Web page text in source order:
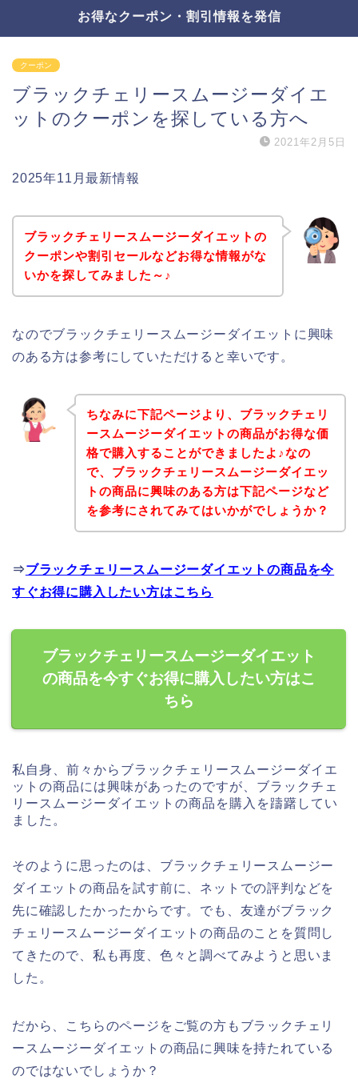
お得なクーポン・割引情報を発信
クーポン
ブラックチェリースムージーダイエ
ットのクーポンを探している方へ
2021年2月5日
2025年11月最新情報
ブラックチェリースムージーダイエットの
クーポンや割引セールなどお得な情報がな
いかを探してみました～♪
なのでブラックチェリースムージーダイエットに興味
のある方は参考にしていただけると幸いです。
ちなみに下記ページより、ブラックチェリ
ースムージーダイエットの商品がお得な価
格で購入することができましたよ♪なの
で、ブラックチェリースムージーダイエッ
トの商品に興味のある方は下記ページなど
を参考にされてみてはいかがでしょうか？
⇒ブラックチェリースムージーダイエットの商品を今
すぐお得に購入したい方はこちら
ブラックチェリースムージーダイエット
の商品を今すぐお得に購入したい方はこ
ちら
私自身、前々からブラックチェリースムージーダイエ
ットの商品には興味があったのですが、ブラックチェ
リースムージーダイエットの商品を購入を躊躇してい
ました。
そのように思ったのは、ブラックチェリースムージー
ダイエットの商品を試す前に、ネットでの評判などを
先に確認したかったからです。でも、友達がブラック
チェリースムージーダイエットの商品のことを質問し
てきたので、私も再度、色々と調べてみようと思いま
した。
だから、こちらのページをご覧の方もブラックチェリ
ースムージーダイエットの商品に興味を持たれている
のではないでしょうか？